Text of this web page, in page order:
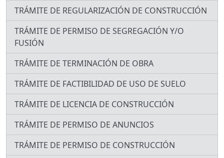
TRÁMITE DE REGULARIZACIÓN DE CONSTRUCCIÓN
TRÁMITE DE PERMISO DE SEGREGACIÓN Y/O
FUSIÓN
TRÁMITE DE TERMINACIÓN DE OBRA
TRÁMITE DE FACTIBILIDAD DE USO DE SUELO
TRÁMITE DE LICENCIA DE CONSTRUCCIÓN
TRÁMITE DE PERMISO DE ANUNCIOS
TRÁMITE DE PERMISO DE CONSTRUCCIÓN